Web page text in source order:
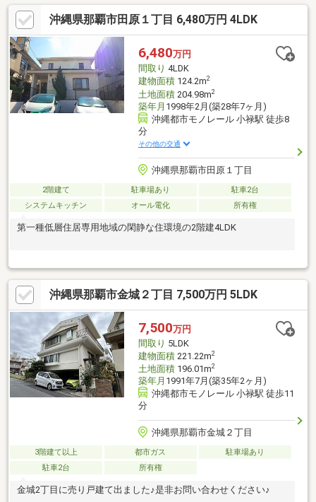
さらに、敷地内には並列2台分の駐車場を確保しているため、車社
会の沖縄でも安心です。周辺環境も充実しており、商業施設のダ
イレックス豊見城店まで徒歩約9分と日々のお買い物が大変便利で
す。また、名嘉地ICまで車で約4分と本島南部・北部へのアクセス
もスムーズ。豊見城中央病院も車で約5分の距離にあり、暮らしや
すさと安心感を兼ね備えた魅力的な住環境です。
沖縄県那覇市田原１丁目 6,480万円 4LDK
6,480万円
間取り 4LDK
建物面積124.2m2
土地面積204.98m2
築年月 1998年2月(築28年7ヶ月)
沖縄都市モノレール 小禄駅 徒歩8
分
その他の交通
沖縄県那覇市田原１丁目
2階建て 駐車場あり
駐車2台
システムキッチン
オール電化 所有権
第一種低層住居専用地域の閑静な住環境の2階建4LDK
沖縄県那覇市金城２丁目 7,500万円 5LDK
7,500万円
間取り 5LDK
建物面積221.22m2
土地面積196.01m2
築年月 1991年7月(築35年2ヶ月)
沖縄都市モノレール 小禄駅 徒歩11
分
沖縄県那覇市金城２丁目
3階建て以上 都市ガス
駐車場あり
駐車2台
所有権
金城2丁目に売り戸建て出ました♪是非お問い合わせください♪